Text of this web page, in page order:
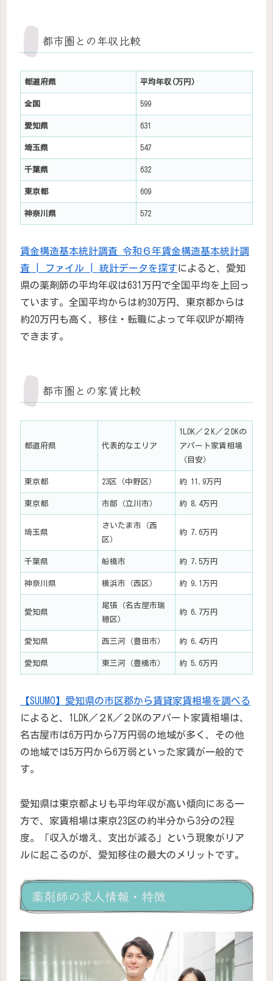
都市圏との年収比較
都道府県 平均年収(万円)
全国 599
愛知県 631
埼玉県 547
千葉県 632
東京都 609
神奈川県 572
賃金構造基本統計調査 令和６年賃金構造基本統計調
査 | ファイル | 統計データを探すによると、愛知
県の薬剤師の平均年収は631万円で全国平均を上回っ
ています。全国平均からは約30万円、東京都からは
約20万円も高く、移住・転職によって年収UPが期待
できます。
都市圏との家賃比較
都道府県 代表的なエリア
1LDK／２K／２DKの
アパート家賃相場
（目安）
東京都 23区（中野区） 約 11.9万円
東京都 市部（立川市） 約 8.4万円
埼玉県
さいたま市（西
区）
約 7.6万円
千葉県 船橋市 約 7.5万円
神奈川県 横浜市（西区） 約 9.1万円
愛知県
尾張（名古屋市瑞
穂区）
約 6.7万円
愛知県 西三河（豊田市） 約 6.4万円
愛知県 東三河（豊橋市） 約 5.6万円
【SUUMO】愛知県の市区郡から賃貸家賃相場を調べる
によると、1LDK／２K／２DKのアパート家賃相場は、
名古屋市は6万円から7万円弱の地域が多く、その他
の地域では5万円から6万弱といった家賃が一般的で
す。
愛知県は東京都よりも平均年収が高い傾向にある一
方で、家賃相場は東京23区の約半分から3分の2程
度。「収入が増え、支出が減る」という現象がリア
ルに起こるのが、愛知移住の最大のメリットです。
薬剤師の求人情報・特徴